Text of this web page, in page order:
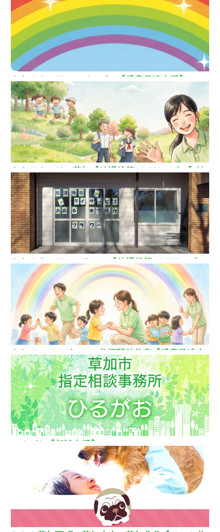
ス】
ああるまつりかレインボー【児童発達支援】
ああるまつりか草加【放課後等デイサービス】埼
玉県草加市
ああるまつりかフラワー【放課後等デイサービ
ス】
ああるレインボーDuo谷塚駅前教室【児童発達支
援】
ひるがお【相談支援】